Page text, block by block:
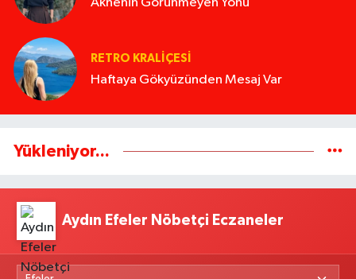
RETRO KRALIÇESI
Haftaya Gökyüzünden Mesaj Var
Yükleniyor...
Aydın Efeler Nöbetçi Eczaneler